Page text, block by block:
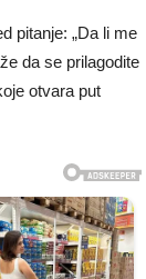
pitanje: „Da li me
da se prilagodite
otvara put